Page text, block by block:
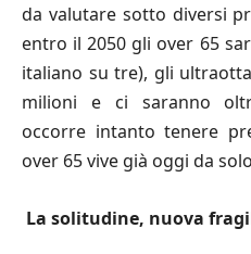
da valutare sotto diversi
entro il 2050 gli over 65
italiano su tre), gli
milioni e ci saranno
occorre intanto tenere
over 65 vive già oggi da
La solitudine, nuova